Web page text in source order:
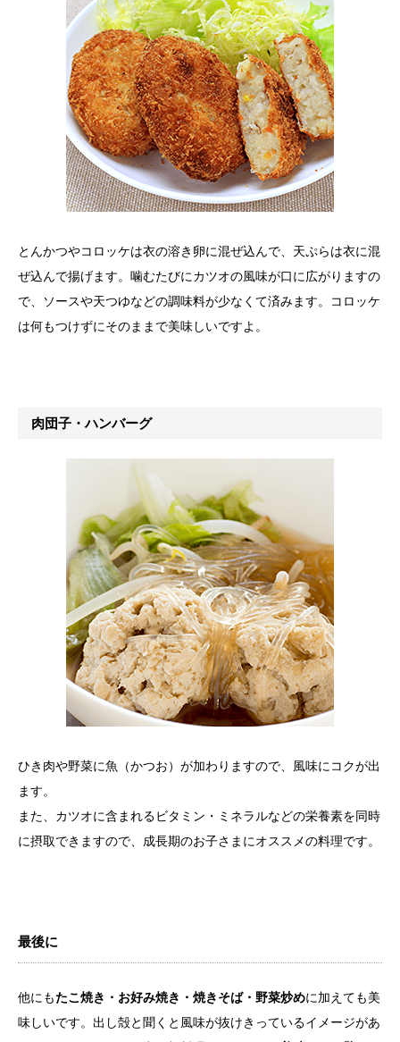
とんかつやコロッケは衣の溶き卵に混ぜ込んで、天ぷらは衣に混
ぜ込んで揚げます。噛むたびにカツオの風味が口に広がりますの
で、ソースや天つゆなどの調味料が少なくて済みます。コロッケ
は何もつけずにそのままで美味しいですよ。
肉団子・ハンバーグ
ひき肉や野菜に魚（かつお）が加わりますので、風味にコクが出
ます。
また、カツオに含まれるビタミン・ミネラルなどの栄養素を同時
に摂取できますので、成長期のお子さまにオススメの料理です。
最後に
他にもたこ焼き・お好み焼き・焼きそば・野菜炒めに加えても美
味しいです。出し殻と聞くと風味が抜けきっているイメージがあ